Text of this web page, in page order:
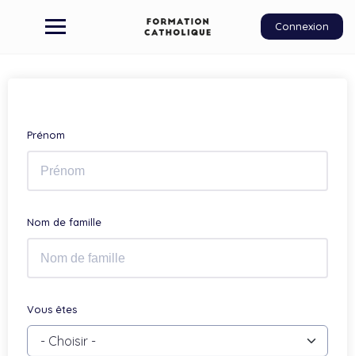
Connexion
Prénom
Nom de famille
Vous êtes
- Choisir -